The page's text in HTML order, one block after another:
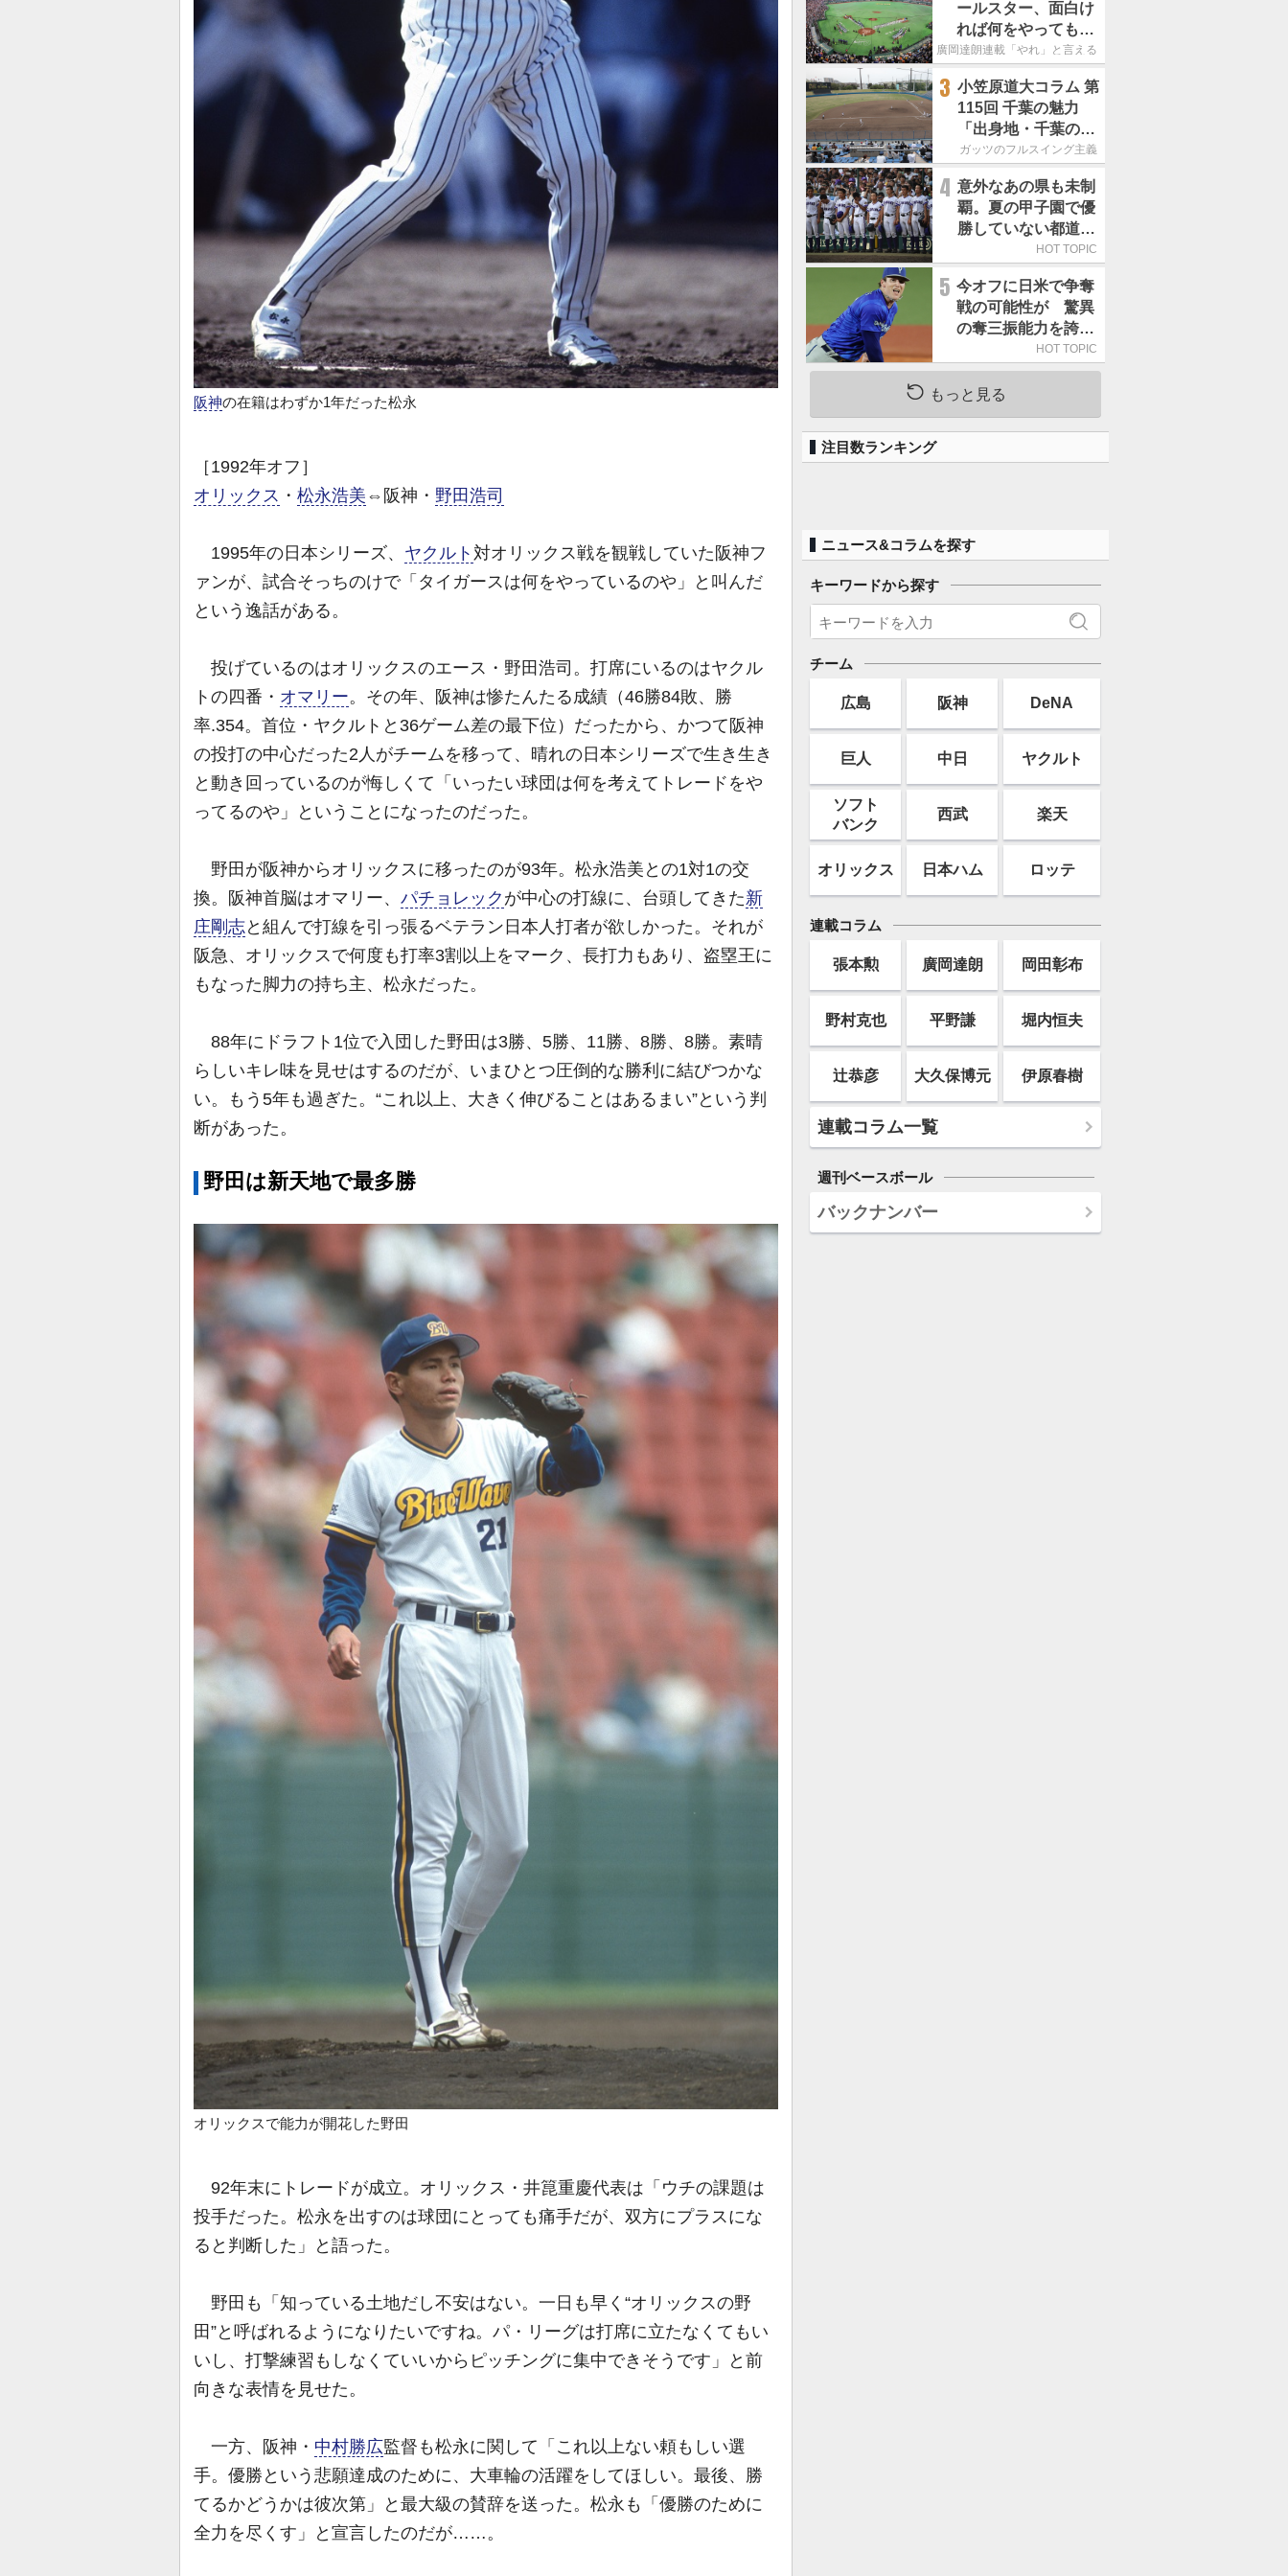
阪神の在籍はわずか1年だった松永
［1992年オフ］
オリックス ・ 松永浩美 ⇔阪神・ 野田浩司
1995年の日本シリーズ、 ヤクルト 対オリックス戦を観戦していた阪神フ
ァンが、試合そっちのけで「タイガースは何をやっているのや」と叫んだ
という逸話がある。
投げているのはオリックスのエース・野田浩司。打席にいるのはヤクル
トの四番・ オマリー。その年、阪神は惨たんたる成績（46勝84敗、勝
率.354。首位・ヤクルトと36ゲーム差の最下位）だったから、かつて阪神
の投打の中心だった2人がチームを移って、晴れの日本シリーズで生き生き
と動き回っているのが悔しくて「いったい球団は何を考えてトレードをや
ってるのや」ということになったのだった。
野田が阪神からオリックスに移ったのが93年。松永浩美との1対1の交
換。阪神首脳はオマリー、 パチョレック が中心の打線に、台頭してきた新
庄剛志と組んで打線を引っ張るベテラン日本人打者が欲しかった。それが
阪急、オリックスで何度も打率3割以上をマーク、長打力もあり、盗塁王に
もなった脚力の持ち主、松永だった。
88年にドラフト1位で入団した野田は3勝、5勝、11勝、8勝、8勝。素晴
らしいキレ味を見せはするのだが、いまひとつ圧倒的な勝利に結びつかな
い。もう5年も過ぎた。“これ以上、大きく伸びることはあるまい”という判
断があった。
野田は新天地で最多勝
オリックスで能力が開花した野田
92年末にトレードが成立。オリックス・井箟重慶代表は「ウチの課題は
投手だった。松永を出すのは球団にとっても痛手だが、双方にプラスにな
ると判断した」と語った。
野田も「知っている土地だし不安はない。一日も早く“オリックスの野
田”と呼ばれるようになりたいですね。パ・リーグは打席に立たなくてもい
いし、打撃練習もしなくていいからピッチングに集中できそうです」と前
向きな表情を見せた。
一方、阪神・ 中村勝広監督も松永に関して「これ以上ない頼もしい選
手。優勝という悲願達成のために、大車輪の活躍をしてほしい。最後、勝
てるかどうかは彼次第」と最大級の賛辞を送った。松永も「優勝のために
全力を尽くす」と宣言したのだが……。
ールスター、面白け
れば何をやってもい
いという発想は大間
廣岡達朗連載「やれ」と言える信念
3 小笠原道大コラム 第
115回 千葉の魅力
「出身地・千葉の話
の続き。昔から野球
す」
ガッツのフルスイング主義
4 意外なあの県も未制
覇。夏の甲子園で優
勝していない都道府
HOT TOPIC
5 今オフに日米で争奪
戦の可能性が 驚異
の奪三振能力を誇る
「最速160キロ右腕」
は
HOT TOPIC
もっと見る
注目数ランキング
ニュース&コラムを探す
キーワードから探す
チーム
広島 阪神 DeNA
巨人 中日 ヤクルト
ソフト
バンク
西武 楽天
オリックス 日本ハム ロッテ
連載コラム
張本勲 廣岡達朗 岡田彰布
野村克也 平野謙 堀内恒夫
辻恭彦 大久保博元 伊原春樹
連載コラム一覧
週刊ベースボール
バックナンバー